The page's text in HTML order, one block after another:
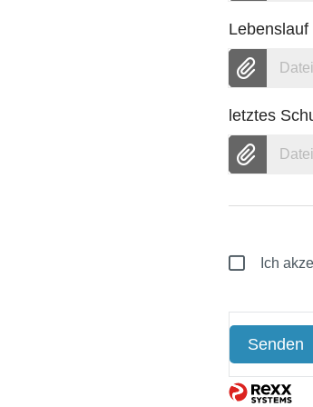
Lebenslauf
letztes
Ich
Senden